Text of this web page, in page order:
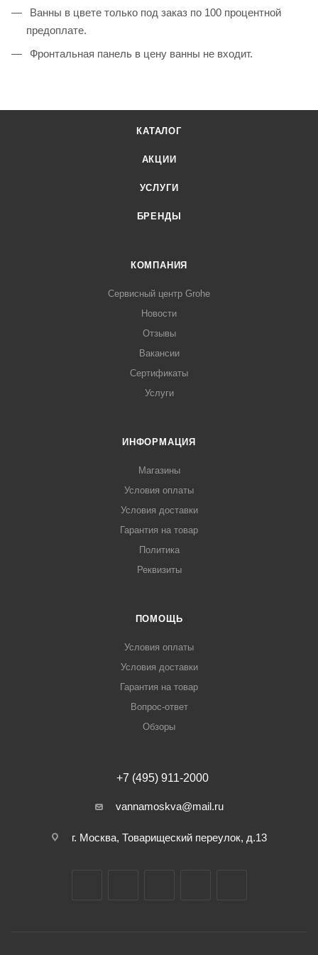
Ванны в цвете только под заказ по 100 процентной
предоплате.
Фронтальная панель в цену ванны не входит.
КАТАЛОГ
АКЦИИ
УСЛУГИ
БРЕНДЫ
КОМПАНИЯ
Сервисный центр Grohe
Новости
Отзывы
Вакансии
Сертификаты
Услуги
ИНФОРМАЦИЯ
Магазины
Условия оплаты
Условия доставки
Гарантия на товар
Политика
Реквизиты
ПОМОЩЬ
Условия оплаты
Условия доставки
Гарантия на товар
Вопрос-ответ
Обзоры
+7 (495) 911-2000
vannamoskva@mail.ru
г. Москва, Товарищеский переулок, д.13